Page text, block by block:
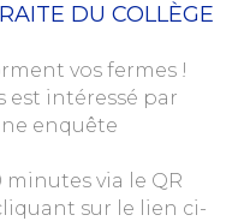
DU COLLÈGE
vos fermes !
est intéressé par
enquête
via le QR
sur le lien ci-